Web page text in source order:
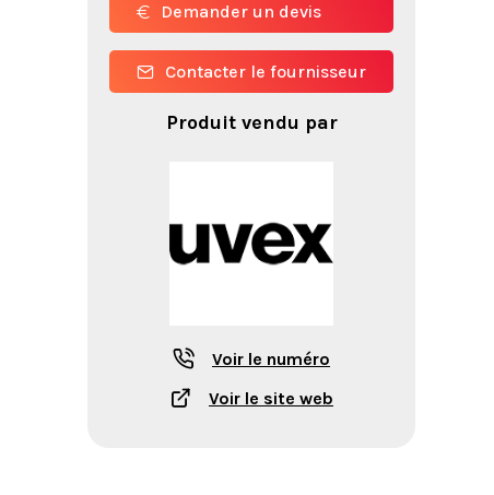
Demander un devis
Contacter le fournisseur
Produit vendu par
Voir le numéro
Voir le site web